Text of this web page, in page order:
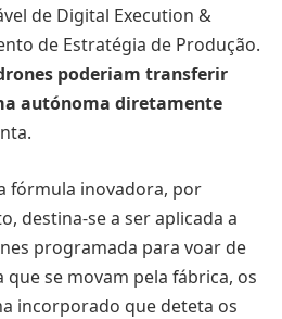
de Digital Execution &
de Estratégia de Produção.
poderiam transferir
autónoma diretamente
fórmula inovadora, por
destina-se a ser aplicada a
programada para voar de
se movam pela fábrica, os
incorporado que deteta os